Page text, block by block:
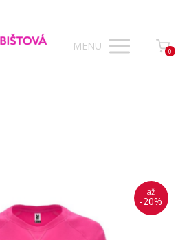
MENU 0
až
-20%